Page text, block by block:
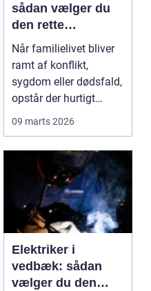
sådan vælger du
den rette
familieretsadvokat
Når familielivet bliver
ramt af konflikt,
sygdom eller dødsfald,
opstår der hurtigt
spørgsmål, som k...
09 marts 2026
Elektriker i
vedbæk: sådan
vælger du den